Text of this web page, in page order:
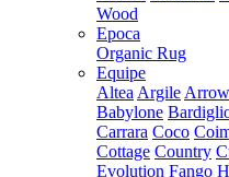
Wood
Epoca
Organic Rug
Equipe
Altea Argile Arrow
Babylone
Carrara Coco
Cottage Country
Evolution Fango